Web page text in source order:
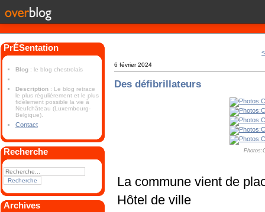
PrÉSentation
Blog : le blog chestrolais
Description : Le blog retrace
le plus régulièrement et le plus
fidèlement possible la vie à
Neufchâteau (Luxembourg-
Belgique).
Contact
Recherche
Archives
6 février 2024
Des défibrillateurs
La commune vient de
Hôtel de ville